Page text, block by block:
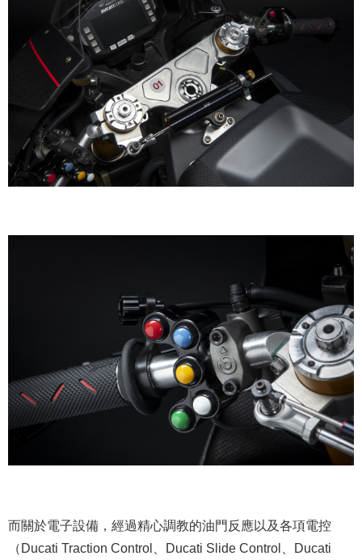
而關於電子設備，經過精心調教的油門反應以及各項電控
（Ducati Traction Control、Ducati Slide Control、Ducati